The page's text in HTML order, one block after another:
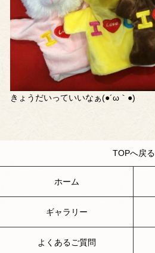
きょうだいっていいなぁ(●´ω｀●)
TOPへ戻る
ホーム
ギャラリー
よくあるご質問